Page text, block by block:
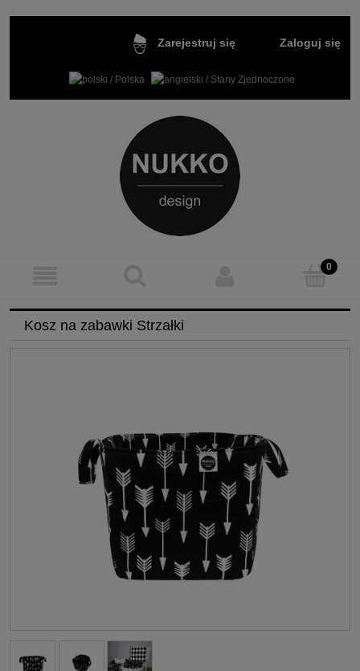
Zarejestruj się Zaloguj się
Kosz na zabawki Strzałki